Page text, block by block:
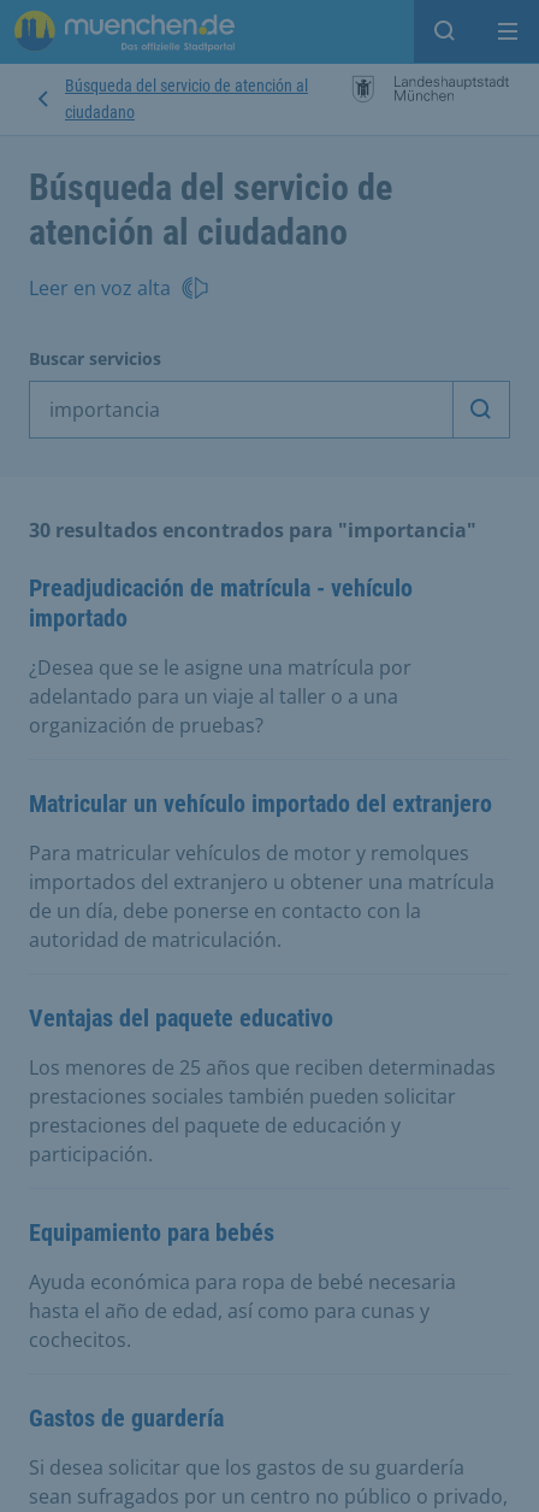
Open
Búsqueda del servicio de atención al
ciudadano
Búsqueda del servicio de
atención al ciudadano
Leer en voz alta
Buscar servicios
30 resultados encontrados para "importancia"
Preadjudicación de matrícula - vehículo
importado
¿Desea que se le asigne una matrícula por
adelantado para un viaje al taller o a una
organización de pruebas?
Matricular un vehículo importado del extranjero
Para matricular vehículos de motor y remolques
importados del extranjero u obtener una matrícula
de un día, debe ponerse en contacto con la
autoridad de matriculación.
Ventajas del paquete educativo
Los menores de 25 años que reciben determinadas
prestaciones sociales también pueden solicitar
prestaciones del paquete de educación y
participación.
Equipamiento para bebés
Ayuda económica para ropa de bebé necesaria
hasta el año de edad, así como para cunas y
cochecitos.
Gastos de guardería
Si desea solicitar que los gastos de su guardería
sean sufragados por un centro no público o privado,